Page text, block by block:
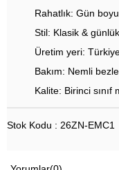
Rahatlık: Gün
Stil: Klasik & günlük
Üretim yeri:
Bakım: Nemli
Kalite: Birinci sınıf
Stok Kodu : 26ZN-EMC1